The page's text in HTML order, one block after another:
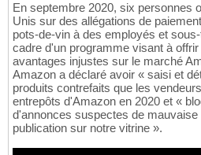
En septembre 2020, six personnes
Unis sur des allégations de
pots-de-vin à des employés et
cadre d'un programme visant à
avantages injustes sur le marché
Amazon a déclaré avoir « saisi et
produits contrefaits que les
entrepôts d'Amazon en 2020 et «
d'annonces suspectes de mauvaise
publication sur notre vitrine ».